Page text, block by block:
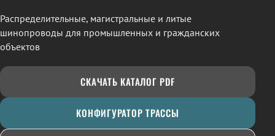
Распределительные, магистральные и литые
шинопроводы для промышленных и гражданских
объектов
СКАЧАТЬ КАТАЛОГ PDF
КОНФИГУРАТОР ТРАССЫ